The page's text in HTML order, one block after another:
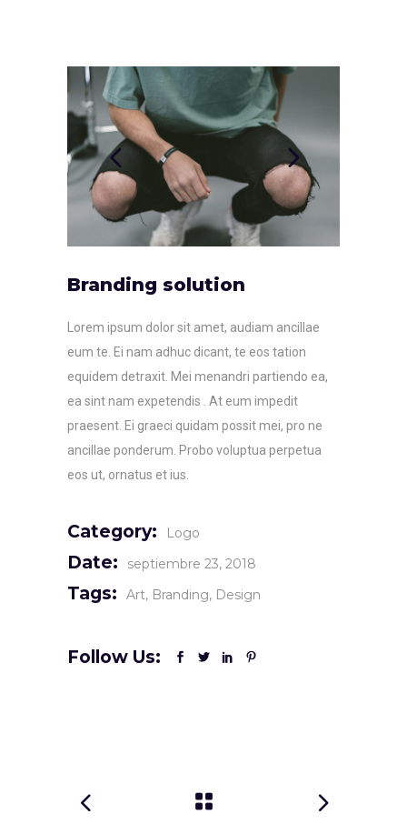
Branding solution
Lorem ipsum dolor sit amet, audiam ancillae
eum te. Ei nam adhuc dicant, te eos tation
equidem detraxit. Mei menandri partiendo ea,
ea sint nam expetendis . At eum impedit
praesent. Ei graeci quidam possit mei, pro ne
ancillae ponderum. Probo voluptua perpetua
eos ut, ornatus et ius.
Category: Logo
Date: septiembre 23, 2018
Tags: Art Branding Design
Follow Us: